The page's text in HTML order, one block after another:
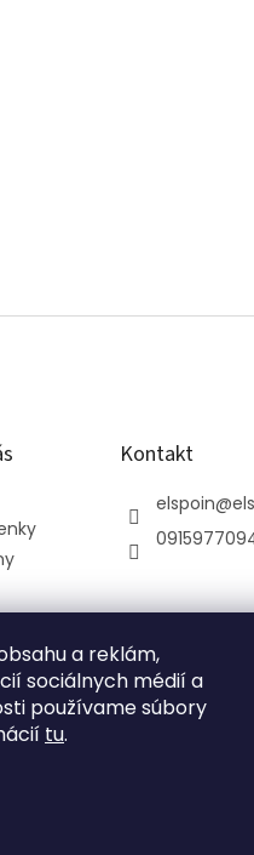
a reklám,
sociálnych médií a
používame súbory
tu.
Kontakt
elspoin@
cookies